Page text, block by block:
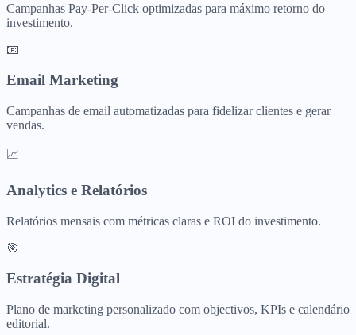
Campanhas Pay-Per-Click optimizadas para máximo retorno do
investimento.
📧
Email Marketing
Campanhas de email automatizadas para fidelizar clientes e gerar
vendas.
📈
Analytics e Relatórios
Relatórios mensais com métricas claras e ROI do investimento.
🎯
Estratégia Digital
Plano de marketing personalizado com objectivos, KPIs e calendário
editorial.